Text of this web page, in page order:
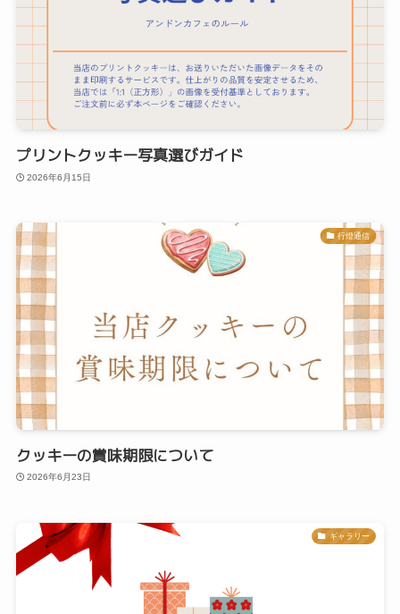
プリントクッキー写真選びガイド
2026年6月15日
行燈通信
クッキーの賞味期限について
2026年6月23日
ギャラリー